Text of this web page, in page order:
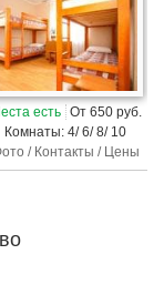
есть От 650 руб.
Комнаты: 4/ 6/ 8/ 10
/ Контакты / Цены